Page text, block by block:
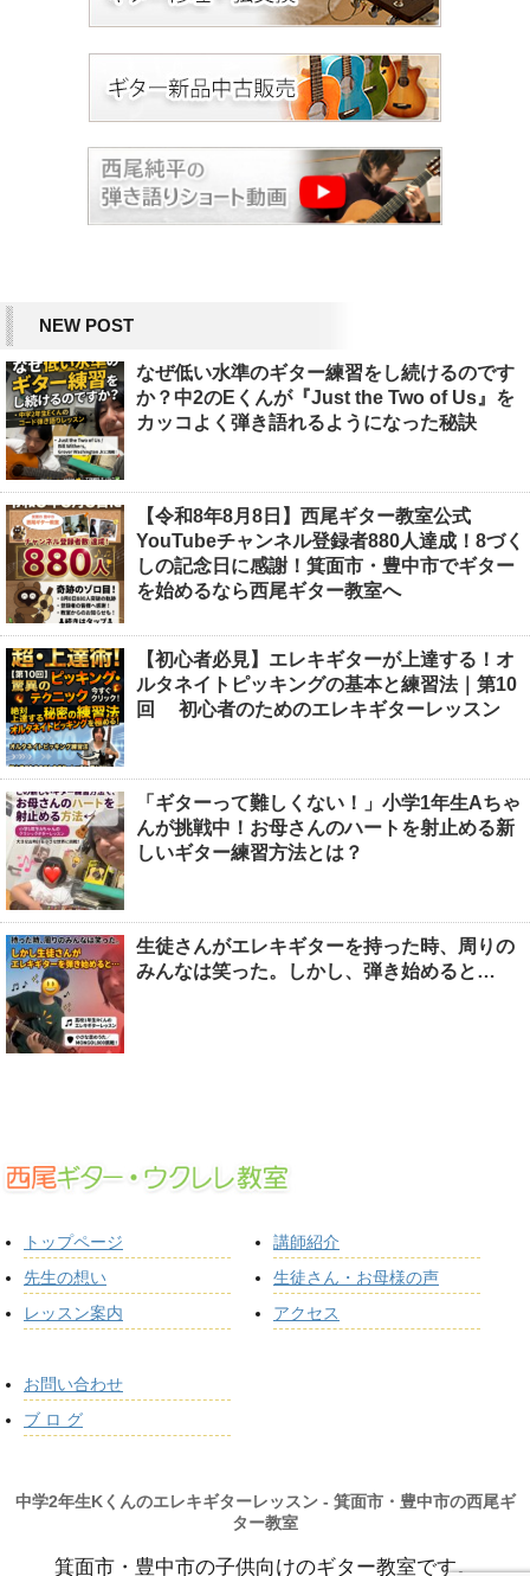
NEW POST
なぜ低い水準のギター練習をし続けるのです
か？中2のEくんが『Just the Two of Us』を
カッコよく弾き語れるようになった秘訣
【令和8年8月8日】西尾ギター教室公式
YouTubeチャンネル登録者880人達成！8づく
しの記念日に感謝！箕面市・豊中市でギター
を始めるなら西尾ギター教室へ
【初心者必見】エレキギターが上達する！オ
ルタネイトピッキングの基本と練習法｜第10
回 初心者のためのエレキギターレッスン
「ギターって難しくない！」小学1年生Aちゃ
んが挑戦中！お母さんのハートを射止める新
しいギター練習方法とは？
生徒さんがエレキギターを持った時、周りの
みんなは笑った。しかし、弾き始めると…
トップページ
先生の想い
レッスン案内
講師紹介
生徒さん・お母様の声
アクセス
お問い合わせ
ブ ロ グ
中学2年生Kくんのエレキギターレッスン - 箕面市・豊中市の西尾ギ
ター教室
箕面市・豊中市の子供向けのギター教室です。